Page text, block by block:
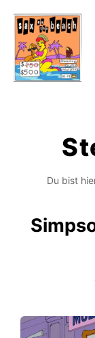
Du bist